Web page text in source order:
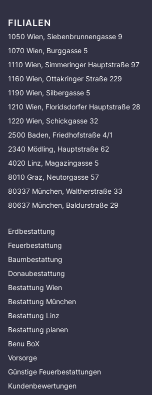
FILIALEN
1050 Wien, Siebenbrunnengasse 9
1070 Wien, Burggasse 5
1110 Wien, Simmeringer Hauptstraße 97
1160 Wien, Ottakringer Straße 229
1190 Wien, Silbergasse 5
1210 Wien, Floridsdorfer Hauptstraße 28
1220 Wien, Schickgasse 32
2500 Baden, Friedhofstraße 4/1
2340 Mödling, Hauptstraße 62
4020 Linz, Magazingasse 5
8010 Graz, Neutorgasse 57
80337 München, Waltherstraße 33
80637 München, Baldurstraße 29
Erdbestattung
Feuerbestattung
Baumbestattung
Donaubestattung
Bestattung Wien
Bestattung München
Bestattung Linz
Bestattung planen
Benu BoX
Vorsorge
Günstige Feuerbestattungen
Kundenbewertungen